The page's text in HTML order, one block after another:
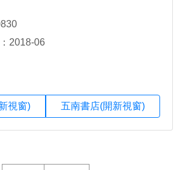
2018-06
視窗) 五南書店(開新視窗)